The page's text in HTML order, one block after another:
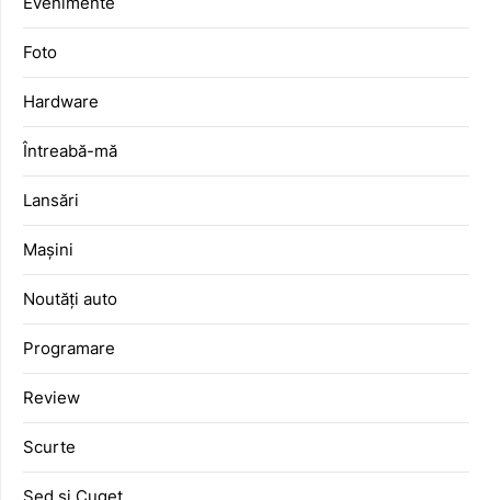
Foto
Hardware
Întreabă-mă
Lansări
Mașini
Noutăți auto
Programare
Review
Scurte